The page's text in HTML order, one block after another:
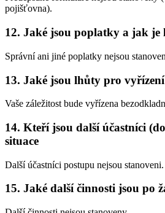
pojišťovna).
12. Jaké jsou poplatky a jak je
Správní ani jiné poplatky nejsou
13. Jaké jsou lhůty pro vyřízení
Vaše záležitost bude vyřízena
14. Kteří jsou další účastníci
situace
Další účastníci postupu nejsou stanoveni.
15. Jaké další činnosti jsou po